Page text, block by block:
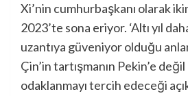
Xi’nin cumhurbaşkanı olarak
2023’te sona eriyor. ‘Altı yıl
uzantıya güveniyor olduğu
Çin’in tartışmanın Pekin’e değil
odaklanmayı tercih edeceği